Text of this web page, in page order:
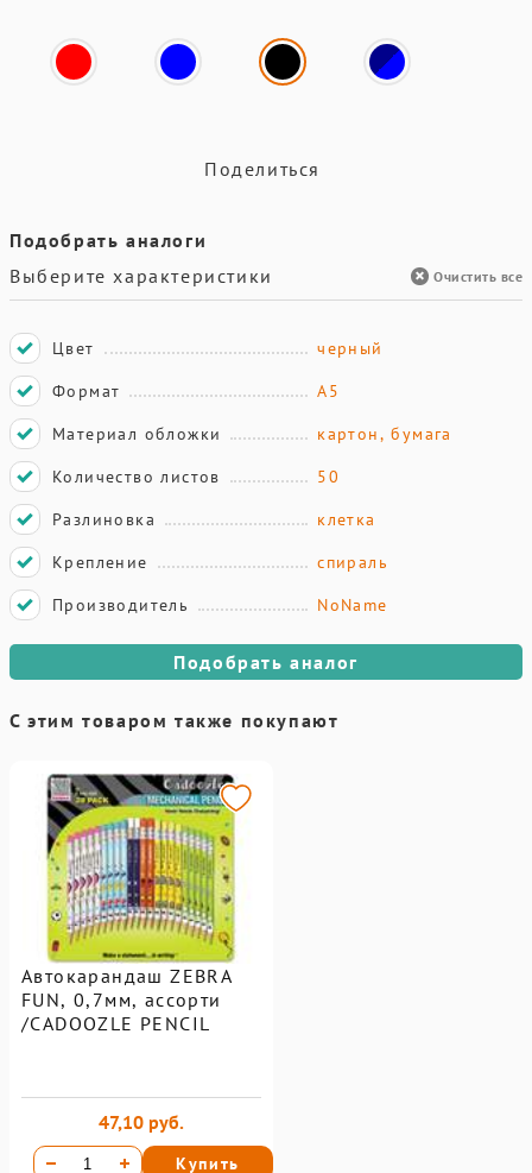
Поделиться
Подобрать аналоги
Выберите характеристики
Очистить все
Цвет
черный
Формат
А5
Материал обложки
картон, бумага
Количество листов
50
Разлиновка
клетка
Крепление
спираль
Производитель
NoName
Подобрать аналог
С этим товаром также покупают
Автокарандаш ZEBRA
FUN, 0,7мм, ассорти
/CADOOZLE PENCIL
47,10 руб.
Купить